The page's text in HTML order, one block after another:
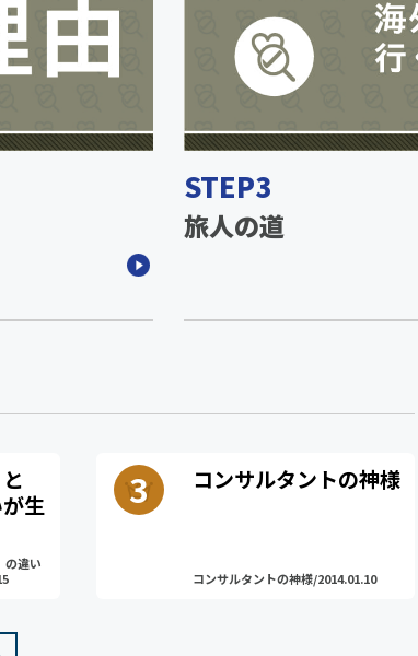
STEP3
旅人の道
生
の違い
コンサルタントの神様
コンサルタントの神様/2014.01.10